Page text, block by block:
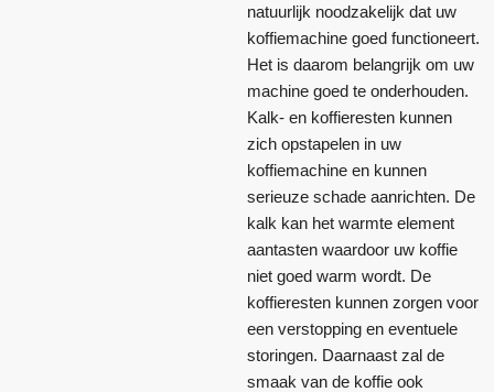
natuurlijk noodzakelijk dat uw
koffiemachine goed functioneert.
Het is daarom belangrijk om uw
machine goed te onderhouden.
Kalk- en koffieresten kunnen
zich opstapelen in uw
koffiemachine en kunnen
serieuze schade aanrichten. De
kalk kan het warmte element
aantasten waardoor uw koffie
niet goed warm wordt. De
koffieresten kunnen zorgen voor
een verstopping en eventuele
storingen. Daarnaast zal de
smaak van de koffie ook